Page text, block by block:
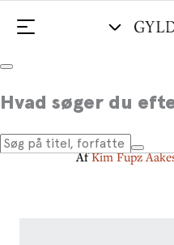
Hvad søger du
Vitello
AfKim Fupz